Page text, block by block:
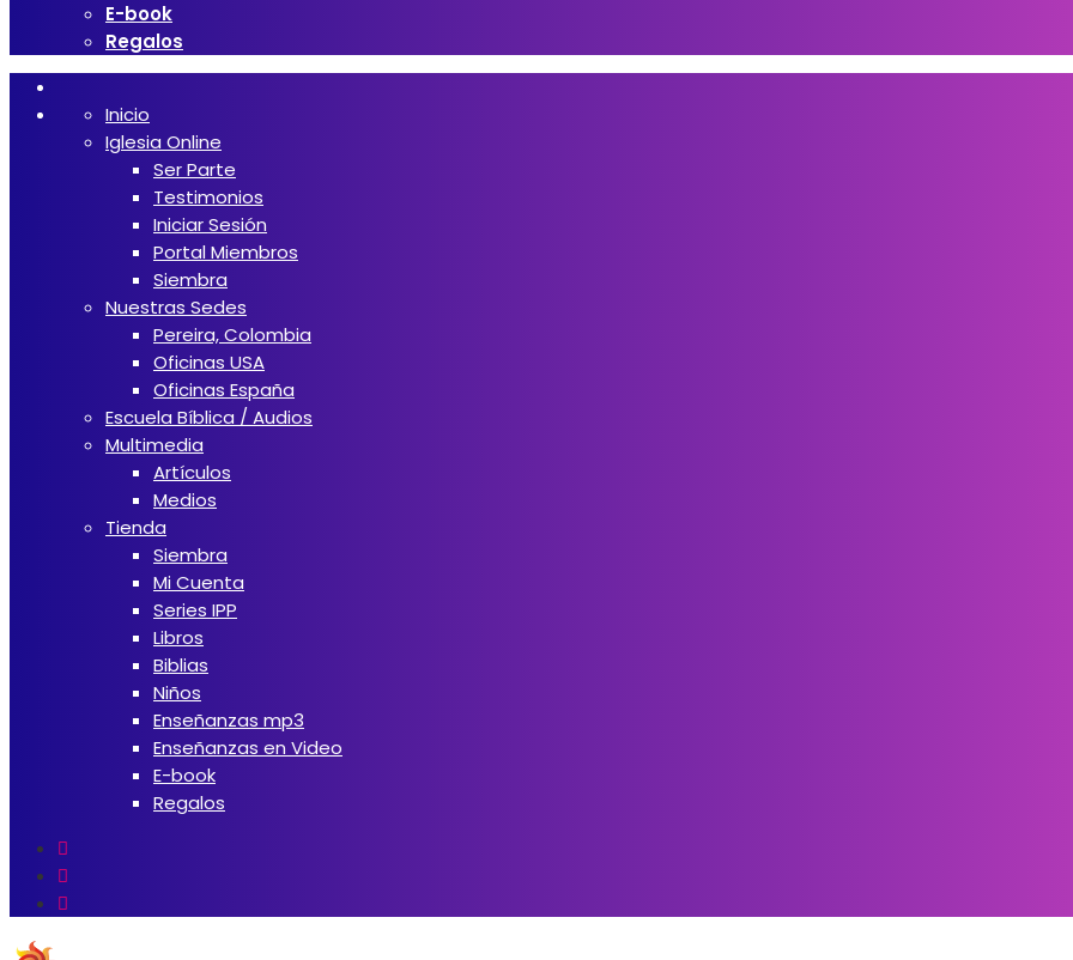
E-book
Regalos
Inicio
Iglesia Online
Ser Parte
Testimonios
Iniciar Sesión
Portal Miembros
Siembra
Nuestras Sedes
Pereira, Colombia
Oficinas USA
Oficinas España
Escuela Bíblica / Audios
Multimedia
Artículos
Medios
Tienda
Siembra
Mi Cuenta
Series IPP
Libros
Biblias
Niños
Enseñanzas mp3
Enseñanzas en Video
E-book
Regalos